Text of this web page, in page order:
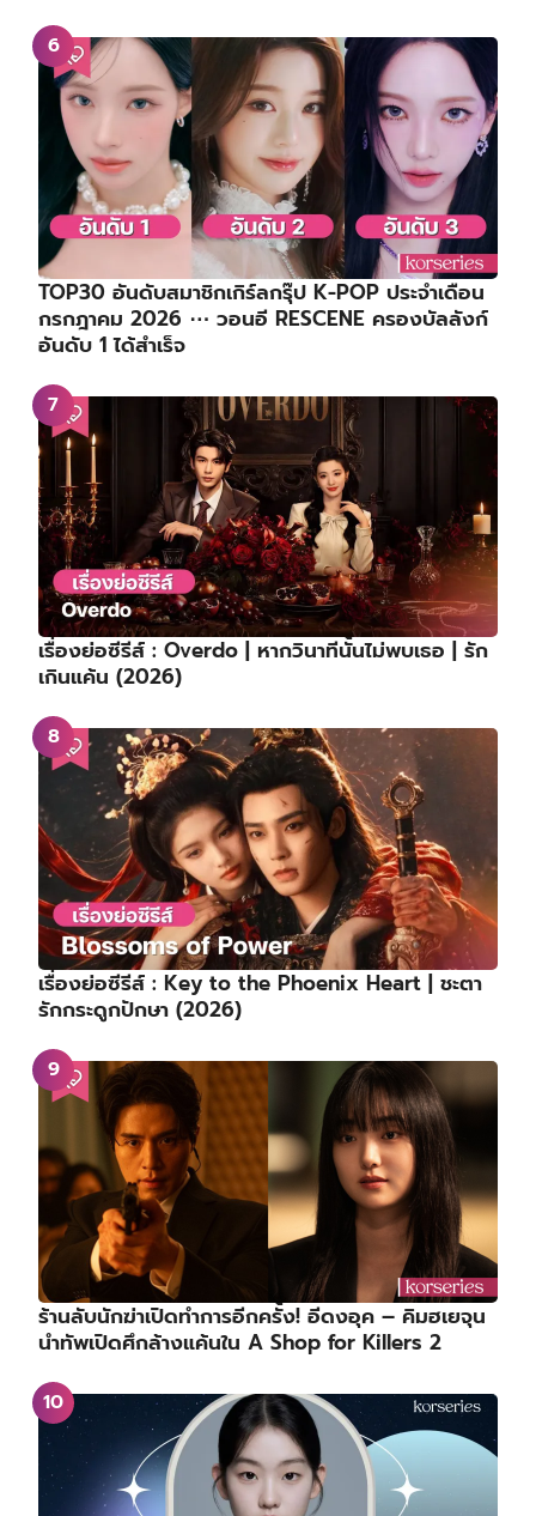
เซอร์ไพรส์! ‘อีกวานฮี – ยูชีอึน’ จาก Single’s
Inferno 3 เปิดตัวคบหาดูใจกัน พัฒนาจากพี่น้องสู่คน
รู้ใจหลังจบรายการ
เรื่องย่อซีรีส์ : Princess Zhaoyang | องค์หญิงเจา
หยาง (2026)
TOP30 อันดับสมาชิกเกิร์ลกรุ๊ป K-POP ประจำเดือน
กรกฎาคม 2026 ⋯ วอนอี RESCENE ครองบัลลังก์
อันดับ 1 ได้สำเร็จ
เรื่องย่อซีรีส์ : Overdo | หากวินาทีนั้นไม่พบเธอ | รัก
เกินแค้น (2026)